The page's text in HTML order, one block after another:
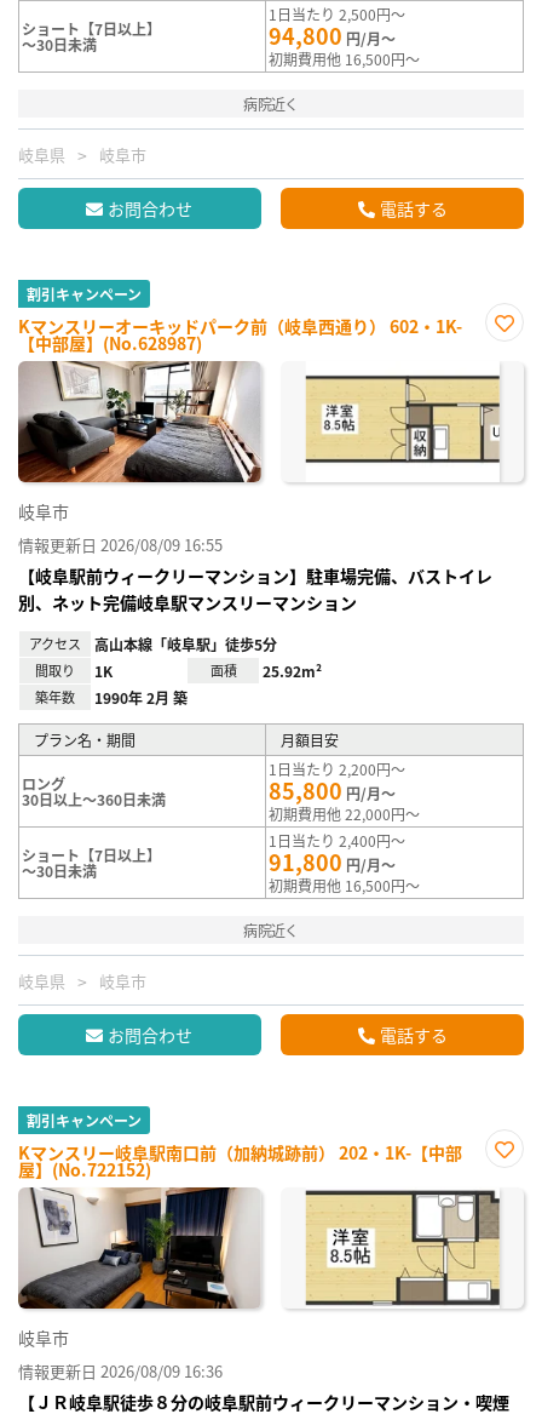
ショート【7日以上】
～30日未満
1日当たり 2,500円～
94,800 円/月～
初期費用他 16,500円～
病院近く
岐阜県 岐阜市
お問合わせ 電話する
割引キャンペーン
Kマンスリーオーキッドパーク前（岐阜西通り） 602・1K-
【中部屋】(No.628987)
に入
り登
録
岐阜市
情報更新日 2026/08/09 16:55
【岐阜駅前ウィークリーマンション】駐車場完備、バストイレ
別、ネット完備岐阜駅マンスリーマンション
アクセス 高山本線「岐阜駅」徒歩5分
間取り 1K 面積 25.92m²
築年数 1990年 2月 築
プラン名・期間 月額目安
ロング
30日以上～360日未満
1日当たり 2,200円～
85,800 円/月～
初期費用他 22,000円～
ショート【7日以上】
～30日未満
1日当たり 2,400円～
91,800 円/月～
初期費用他 16,500円～
病院近く
岐阜県 岐阜市
お問合わせ 電話する
割引キャンペーン
Kマンスリー岐阜駅南口前（加納城跡前） 202・1K-【中部
屋】(No.722152)
に入
録
岐阜市
情報更新日 2026/08/09 16:36
【ＪＲ岐阜駅徒歩８分の岐阜駅前ウィークリーマンション・喫煙